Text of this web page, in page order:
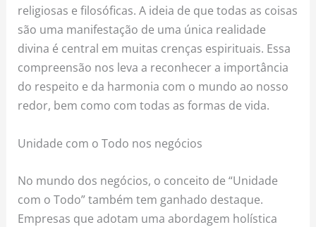
religiosas e filosóficas. A ideia de que todas as coisas
são uma manifestação de uma única realidade
divina é central em muitas crenças espirituais. Essa
compreensão nos leva a reconhecer a importância
do respeito e da harmonia com o mundo ao nosso
redor, bem como com todas as formas de vida.
Unidade com o Todo nos negócios
No mundo dos negócios, o conceito de “Unidade
com o Todo” também tem ganhado destaque.
Empresas que adotam uma abordagem holística